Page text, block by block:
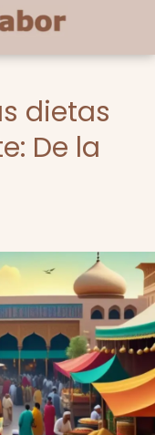
dietas
De la